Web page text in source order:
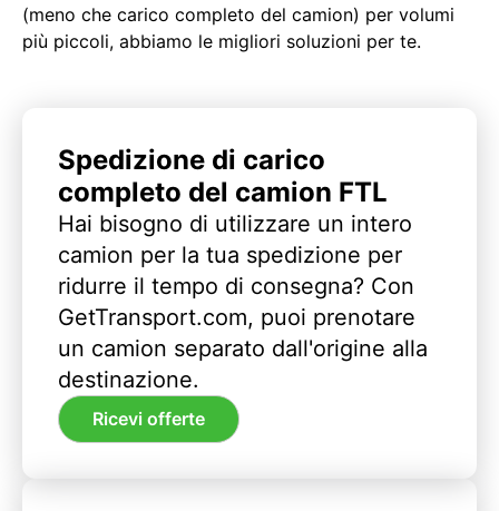
(meno che carico completo del camion) per volumi
più piccoli, abbiamo le migliori soluzioni per te.
Spedizione di carico
completo del camion FTL
Hai bisogno di utilizzare un intero
camion per la tua spedizione per
ridurre il tempo di consegna? Con
GetTransport.com, puoi prenotare
un camion separato dall'origine alla
destinazione.
Ricevi offerte